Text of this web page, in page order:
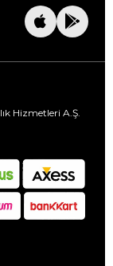
Hizmetleri A.Ş.